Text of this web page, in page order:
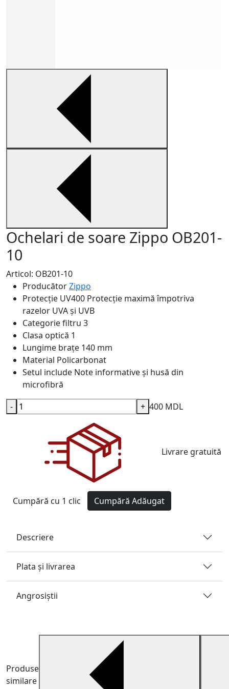
Ochelari de soare Zippo OB201-
10
Articol: OB201-10
ProducătorZippo
Protecție UV400 Protecție maximă împotriva
razelor UVA și UVB
Categorie filtru 3
Clasa optică 1
Lungime brațe 140 mm
Material Policarbonat
Setul include Note informative și husă din
microfibră
400 MDL
- +
Livrare gratuită
Cumpără cu 1 clic Cumpără Adăugat
Descriere
Plata și livrarea
Angrosiştii
Produse
similare